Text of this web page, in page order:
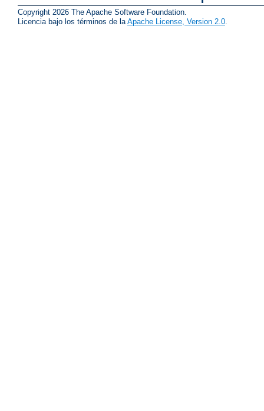
Copyright 2026 The Apache Software Foundation.
Licencia bajo los términos de laApache License, Version 2.0.